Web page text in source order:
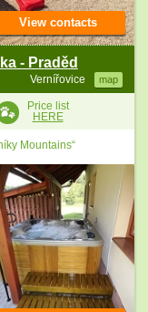
- Praděd
Vernířovice map
View contacts
Price list
HERE
Mountains“